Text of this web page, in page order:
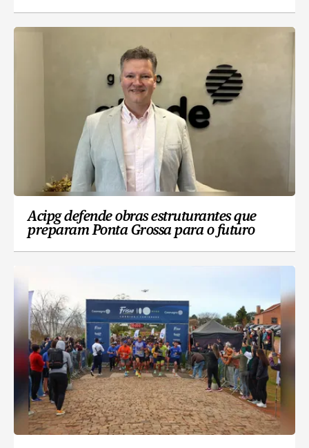
Acipg defende obras estruturantes que
preparam Ponta Grossa para o futuro